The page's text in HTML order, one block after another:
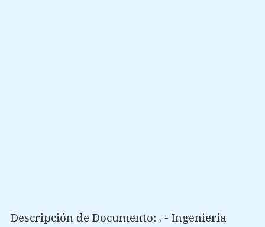
Descripción de Documento: . - Ingenieria